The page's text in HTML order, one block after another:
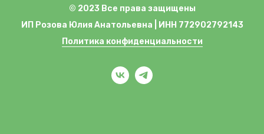
© 2023 Все права защищены
ИП Розова Юлия Анатольевна | ИНН 772902792143
Политика конфиденциальности